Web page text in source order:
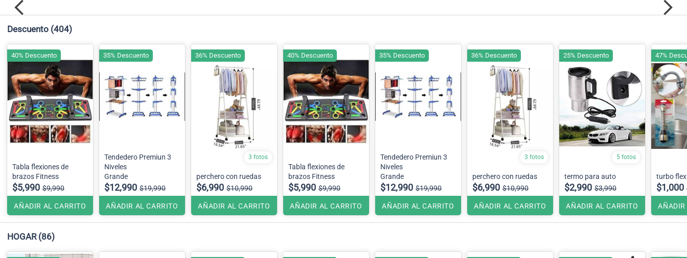
Descuento (404)
Tabla flexiones de
brazos Fitness
$5,990 $9,990
AÑADIR AL CARRITO
40% Descuento
Tendedero Premiun 3
Niveles
Grande
$12,990 $19,990
AÑADIR AL CARRITO
35% Descuento
3 fotos
perchero con ruedas
$6,990 $10,990
AÑADIR AL CARRITO
36% Descuento
Tabla flexiones de
brazos Fitness
$5,990 $9,990
AÑADIR AL CARRITO
40% Descuento
Tendedero Premiun 3
Niveles
Grande
$12,990 $19,990
AÑADIR AL CARRITO
35% Descuento
3 fotos
perchero con ruedas
$6,990 $10,990
AÑADIR AL CARRITO
36% Descuento
5 fotos
termo para auto
$2,990 $3,990
AÑADIR AL CARRITO
25% Descuento
turbo flex
$1,000
AÑADIR
47%
HOGAR (86)